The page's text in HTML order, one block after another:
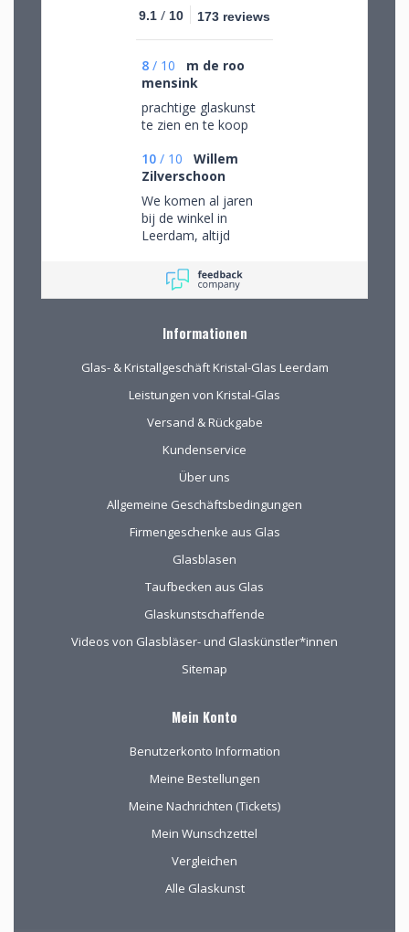
9.1 / 10 173 reviews
8 / 10
m de roo
mensink
prachtige glaskunst
te zien en te koop
10 / 10
Willem
Zilverschoon
We komen al jaren
bij de winkel in
Leerdam, altijd
waar we een aantal
van gekocht hebben.
Na onze verhuizing
het eerst via de site
geeft prima
informatie, de
verzending van het
kwetsbare glas is
Informationen
Glas- & Kristallgeschäft Kristal-Glas Leerdam
Leistungen von Kristal-Glas
Versand & Rückgabe
Kundenservice
Über uns
Allgemeine Geschäftsbedingungen
Firmengeschenke aus Glas
Glasblasen
Taufbecken aus Glas
Glaskunstschaffende
Videos von Glasbläser- und Glaskünstler*innen
Sitemap
Mein Konto
Benutzerkonto Information
Meine Bestellungen
Meine Nachrichten (Tickets)
Mein Wunschzettel
Vergleichen
Alle Glaskunst